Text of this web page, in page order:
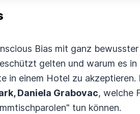
Bias mit ganz bewusster
gelten und warum es in
in einem Hotel zu
Daniela Grabovac, welche
tun können.